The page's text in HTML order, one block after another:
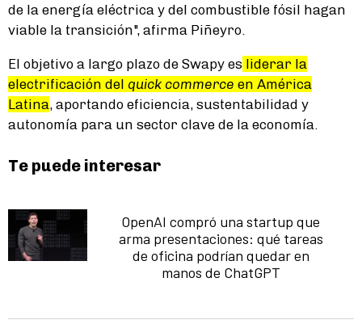
de la energía eléctrica y del combustible fósil hagan
viable la transición", afirma Piñeyro.
El objetivo a largo plazo de Swapy es liderar la
electrificación del quick commerce en América
Latina, aportando eficiencia, sustentabilidad y
autonomía para un sector clave de la economía.
Te puede interesar
OpenAI compró una startup que
arma presentaciones: qué tareas
de oficina podrían quedar en
manos de ChatGPT